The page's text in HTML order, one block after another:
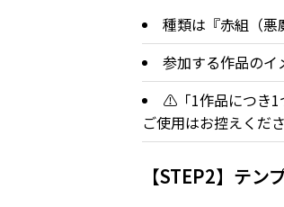
種類は『赤組（悪
参加する作品のイ
⚠️「1作品につき1
ご使用はお控えくださ
【STEP2】テ